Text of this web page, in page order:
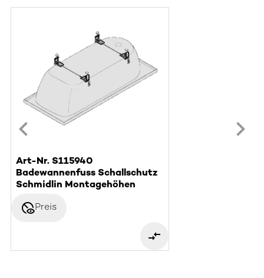
Art-Nr. S115940
Badewannenfuss Schallschutz
Schmidlin Montagehöhen
disabled_visiblePreis